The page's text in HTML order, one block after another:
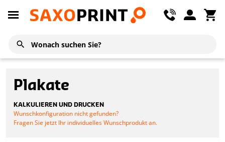
Plakate
KALKULIEREN UND DRUCKEN
Wunschkonfiguration nicht gefunden?
Fragen Sie jetzt Ihr individuelles Wunschprodukt an.